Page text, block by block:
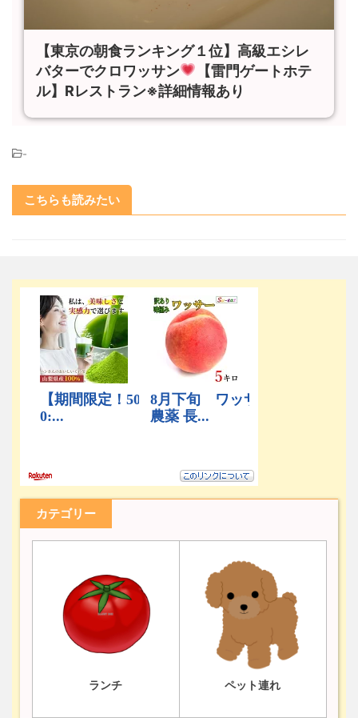
【東京の朝食ランキング１位】高級エシレ
バターでクロワッサン
【雷門ゲートホテ
ル】Rレストラン※詳細情報あり
-
こちらも読みたい
カテゴリー
ランチ ペット連れ